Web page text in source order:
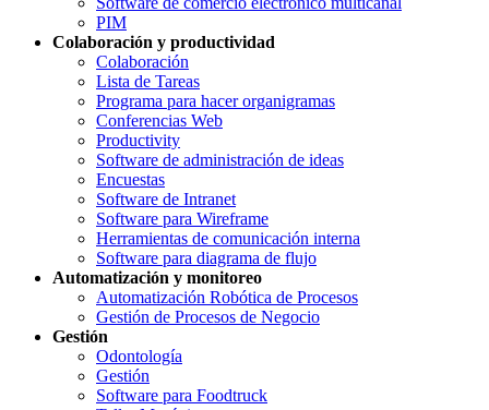
PIM
Colaboración y productividad
Colaboración
Lista de Tareas
Programa para hacer organigramas
Conferencias Web
Productivity
Software de administración de ideas
Encuestas
Software de Intranet
Software para Wireframe
Herramientas de comunicación interna
Software para diagrama de flujo
Automatización y monitoreo
Automatización Robótica de Procesos
Gestión de Procesos de Negocio
Gestión
Odontología
Gestión
Software para Foodtruck